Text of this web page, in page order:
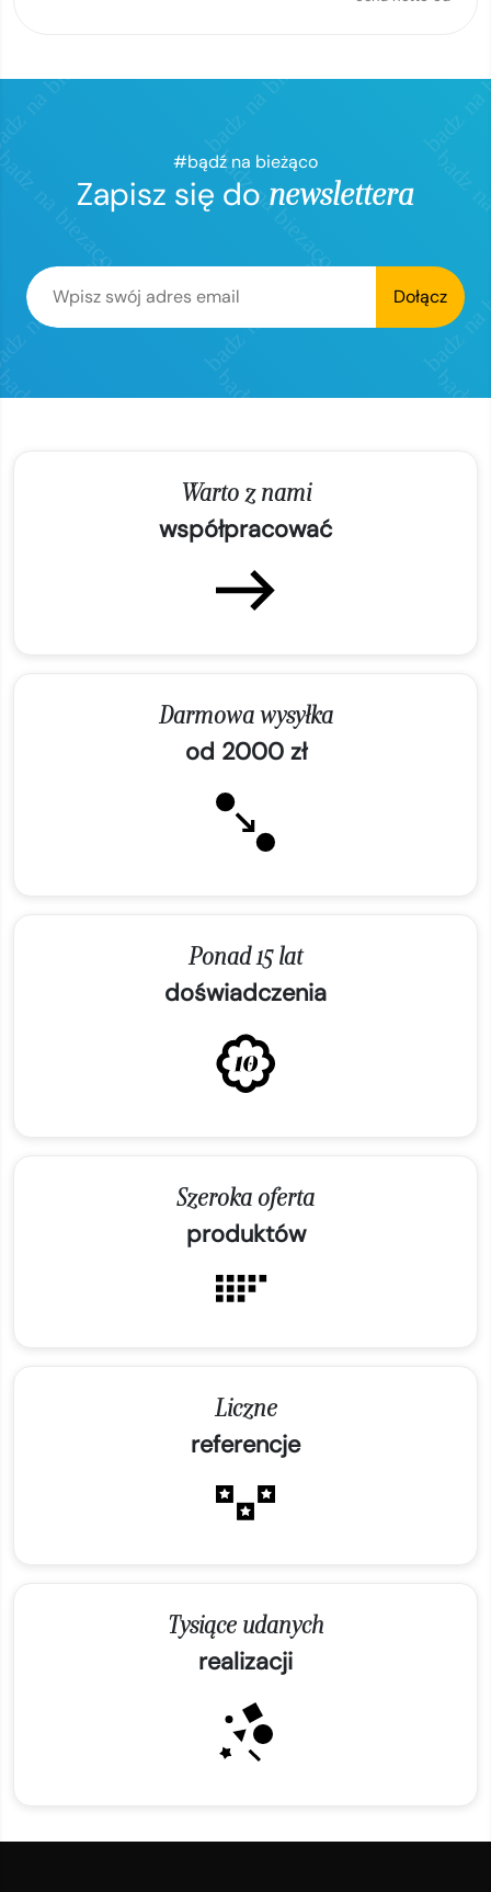
#bądź na bieżąco
Zapisz się do newslettera
Dołącz
Warto z nami
współpracować
Darmowa wysyłka
od 2000 zł
Ponad 15 lat
doświadczenia
Szeroka oferta
produktów
Liczne
referencje
Tysiące udanych
realizacji